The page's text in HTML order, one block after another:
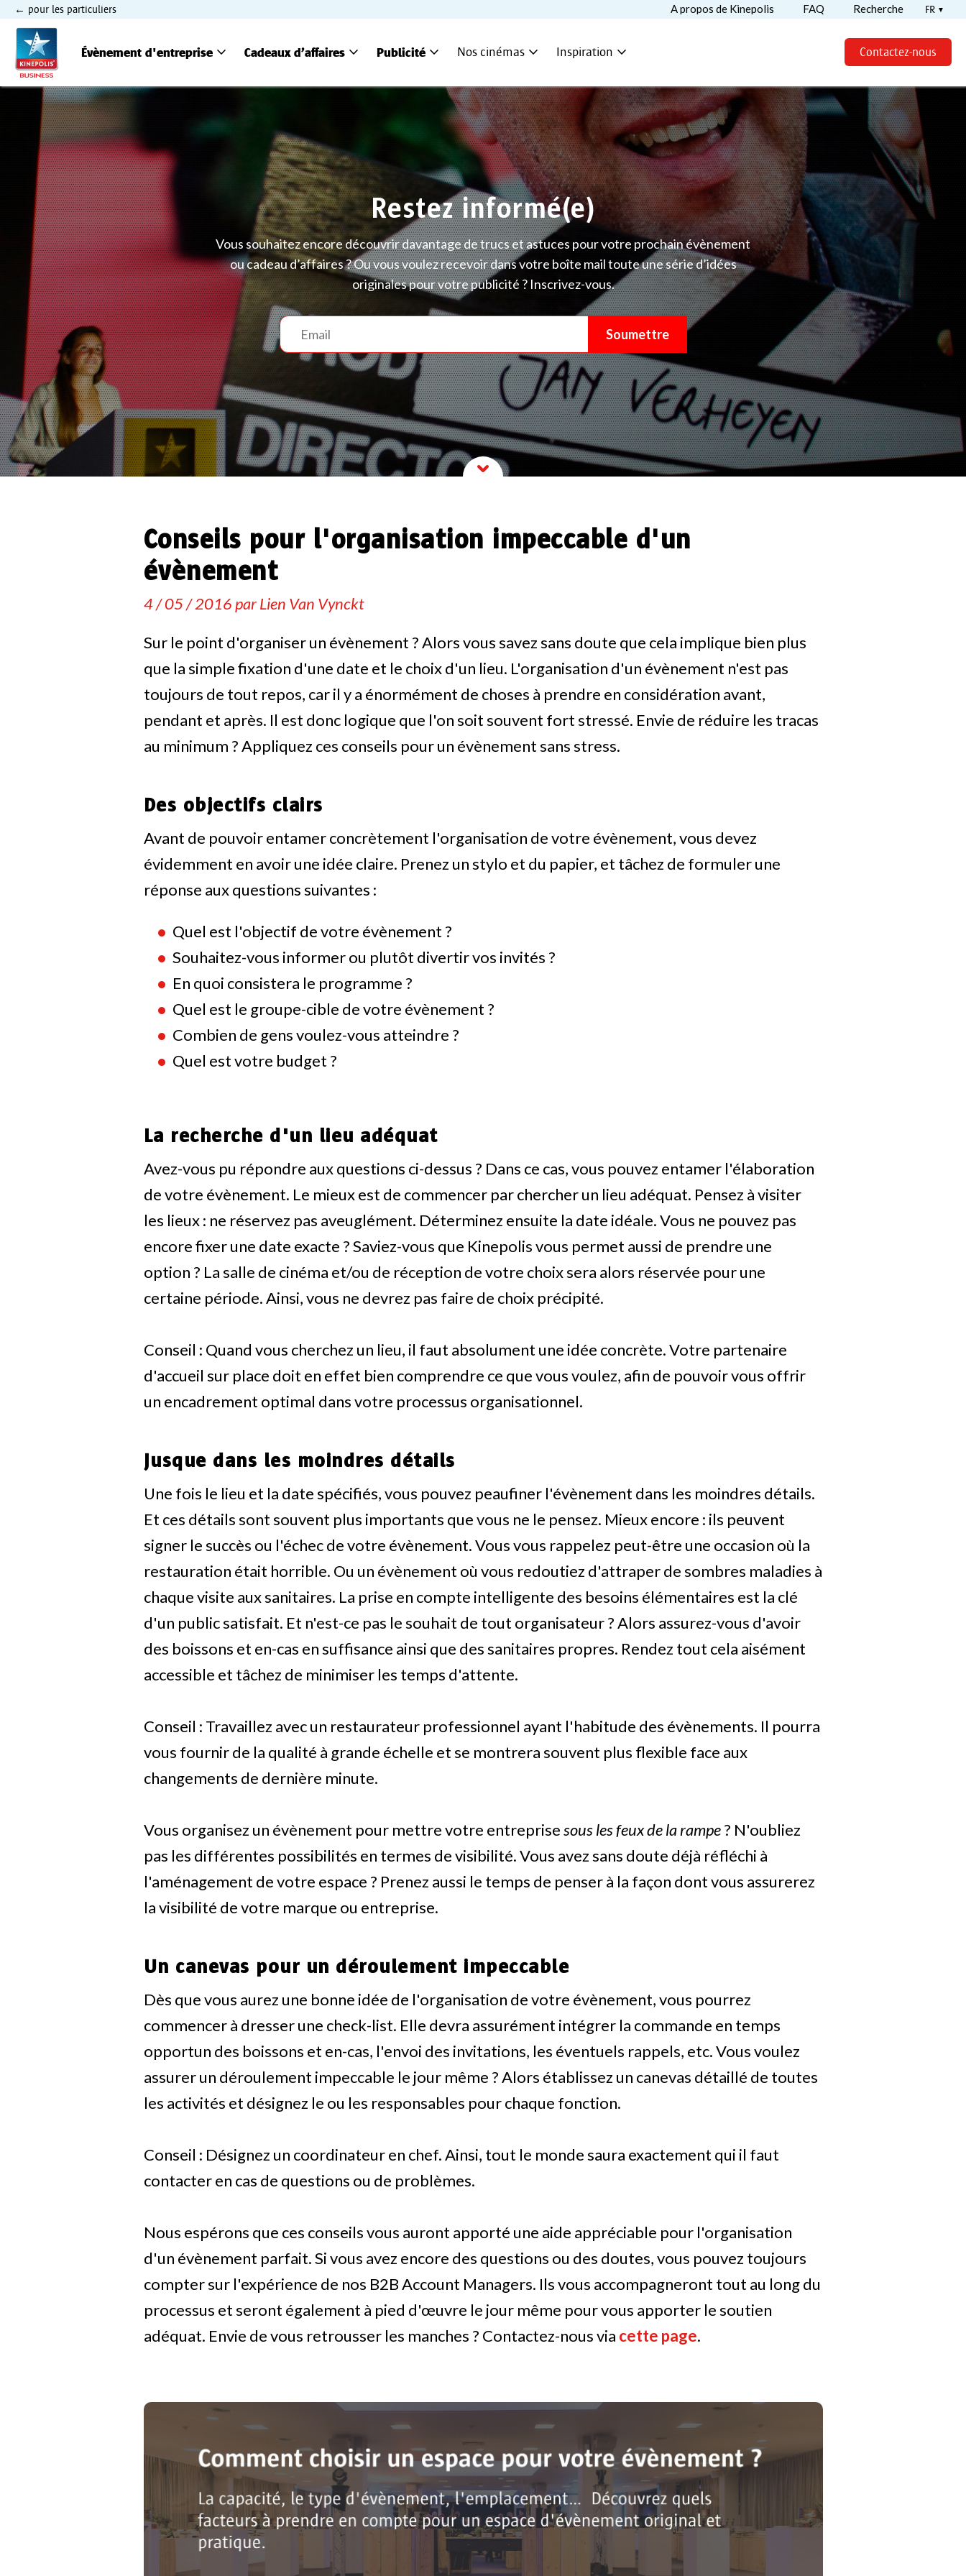
pour les particuliers A propos de Kinepolis FAQ Recherche FR
Évènement d'entreprise expand_more Cadeaux d’affaires expand_more Publicité expand_more Nos cinémas expand_more Inspiration expand_more Contactez-nous
Restez informé(e)
Vous souhaitez encore découvrir davantage de trucs et astuces pour votre prochain évènement
ou cadeau d’affaires ? Ou vous voulez recevoir dans votre boîte mail toute une série d’idées
originales pour votre publicité ? Inscrivez-vous.
Conseils pour l'organisation impeccable d'un
évènement
4 / 05 / 2016 par Lien Van Vynckt
Sur le point d'organiser un évènement ? Alors vous savez sans doute que cela implique bien plus
que la simple fixation d'une date et le choix d'un lieu. L'organisation d'un évènement n'est pas
toujours de tout repos, car il y a énormément de choses à prendre en considération avant,
pendant et après. Il est donc logique que l'on soit souvent fort stressé. Envie de réduire les tracas
au minimum ? Appliquez ces conseils pour un évènement sans stress.
Des objectifs clairs
Avant de pouvoir entamer concrètement l'organisation de votre évènement, vous devez
évidemment en avoir une idée claire. Prenez un stylo et du papier, et tâchez de formuler une
réponse aux questions suivantes :
Quel est l'objectif de votre évènement ?
Souhaitez-vous informer ou plutôt divertir vos invités ?
En quoi consistera le programme ?
Quel est le groupe-cible de votre évènement ?
Combien de gens voulez-vous atteindre ?
Quel est votre budget ?
La recherche d'un lieu adéquat
Avez-vous pu répondre aux questions ci-dessus ? Dans ce cas, vous pouvez entamer l'élaboration
de votre évènement. Le mieux est de commencer par chercher un lieu adéquat. Pensez à visiter
les lieux : ne réservez pas aveuglément. Déterminez ensuite la date idéale. Vous ne pouvez pas
encore fixer une date exacte ? Saviez-vous que Kinepolis vous permet aussi de prendre une
option ? La salle de cinéma et/ou de réception de votre choix sera alors réservée pour une
certaine période. Ainsi, vous ne devrez pas faire de choix précipité.
Conseil : Quand vous cherchez un lieu, il faut absolument une idée concrète. Votre partenaire
d'accueil sur place doit en effet bien comprendre ce que vous voulez, afin de pouvoir vous offrir
un encadrement optimal dans votre processus organisationnel.
Jusque dans les moindres détails
Une fois le lieu et la date spécifiés, vous pouvez peaufiner l'évènement dans les moindres détails.
Et ces détails sont souvent plus importants que vous ne le pensez. Mieux encore : ils peuvent
signer le succès ou l'échec de votre évènement. Vous vous rappelez peut-être une occasion où la
restauration était horrible. Ou un évènement où vous redoutiez d'attraper de sombres maladies à
chaque visite aux sanitaires. La prise en compte intelligente des besoins élémentaires est la clé
d'un public satisfait. Et n'est-ce pas le souhait de tout organisateur ? Alors assurez-vous d'avoir
des boissons et en-cas en suffisance ainsi que des sanitaires propres. Rendez tout cela aisément
accessible et tâchez de minimiser les temps d'attente.
Conseil : Travaillez avec un restaurateur professionnel ayant l'habitude des évènements. Il pourra
vous fournir de la qualité à grande échelle et se montrera souvent plus flexible face aux
changements de dernière minute.
Vous organisez un évènement pour mettre votre entreprisesous les feux de la rampe? N'oubliez
pas les différentes possibilités en termes de visibilité. Vous avez sans doute déjà réfléchi à
l'aménagement de votre espace ? Prenez aussi le temps de penser à la façon dont vous assurerez
la visibilité de votre marque ou entreprise.
Un canevas pour un déroulement impeccable
Dès que vous aurez une bonne idée de l'organisation de votre évènement, vous pourrez
commencer à dresser une check-list. Elle devra assurément intégrer la commande en temps
opportun des boissons et en-cas, l'envoi des invitations, les éventuels rappels, etc. Vous voulez
assurer un déroulement impeccable le jour même ? Alors établissez un canevas détaillé de toutes
les activités et désignez le ou les responsables pour chaque fonction.
Conseil : Désignez un coordinateur en chef. Ainsi, tout le monde saura exactement qui il faut
contacter en cas de questions ou de problèmes.
Nous espérons que ces conseils vous auront apporté une aide appréciable pour l'organisation
d'un évènement parfait. Si vous avez encore des questions ou des doutes, vous pouvez toujours
compter sur l'expérience de nos B2B Account Managers. Ils vous accompagneront tout au long du
processus et seront également à pied d'œuvre le jour même pour vous apporter le soutien
adéquat. Envie de vous retrousser les manches ? Contactez-nous via cette page.